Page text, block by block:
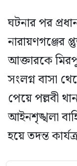
ঘটনার পর
নারায়ণগঞ্জের
আক্তারকে
সংলগ্ন বাসা
পেয়ে পল্লবী
আইনশৃঙ্খলা
হয়ে তদন্ত